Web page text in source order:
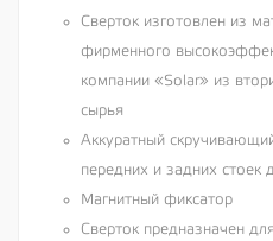
Сверток изготовлен из
фирменного
компании «Solar» из
сырья
Аккуратный
передних и задних
Магнитный фиксатор
Сверток предназначен